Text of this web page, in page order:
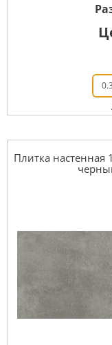
Плитка настенная